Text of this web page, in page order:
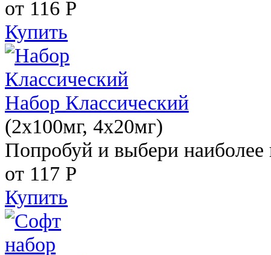
от 116 Р
Купить
Набор Классический
(2x100мг, 4x20мг)
Попробуй и выбери наиболее
от 117 Р
Купить